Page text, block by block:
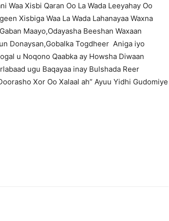
Waa Xisbi Qaran Oo La Wada Leeyahay Oo
Xisbiga Waa La Wada Lahanayaa Waxna
Maayo,Odayasha Beeshan Waxaan
Donaysan,Gobalka Togdheer Aniga iyo
u Noqono Qaabka ay Howsha Diwaan
ugu Baqayaa inay Bulshada Reer
Xor Oo Xalaal ah” Ayuu Yidhi Gudomiye